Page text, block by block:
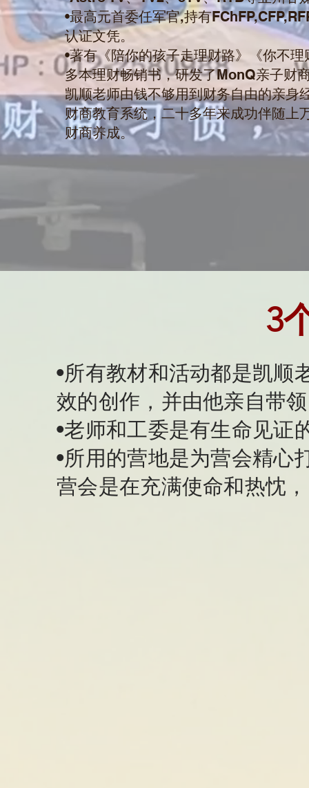
•最高元首委任军官,持有
认证文凭。
•著有《陪你的孩子走理财路》《你不
多本理财畅销书，研发了MonQ亲子财
凯顺老师由钱不够用到财务自由的亲身
财商教育系统，二十多年来成功伴随上
财商养成。
3
•所有教材和活动都是凯顺
效的创作，并由他亲自带
•老师和工委是有生命见证
•所用的营地是为营会精心
营会是在充满使命和热忱